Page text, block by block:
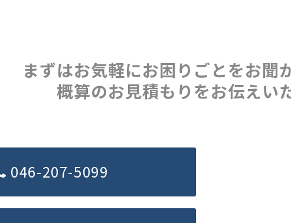
まずはお気軽にお困りごとをお聞
概算のお見積もりをお伝えい
046-207-5099